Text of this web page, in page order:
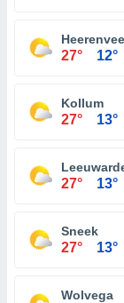
27° 12°
Kollum
27° 13°
27° 13°
Sneek
27° 13°
Wolvega